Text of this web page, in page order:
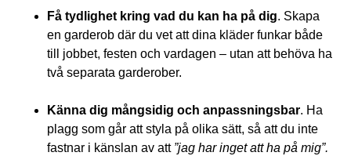
Få tydlighet kring vad du kan ha på dig. Skapa
en garderob där du vet att dina kläder funkar både
till jobbet, festen och vardagen – utan att behöva ha
två separata garderober.
Känna dig mångsidig och anpassningsbar. Ha
plagg som går att styla på olika sätt, så att du inte
fastnar i känslan av att ”jag har inget att ha på mig”.